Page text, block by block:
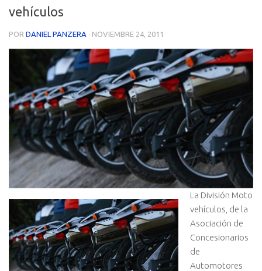
vehículos
POR DANIEL PANZERA · NOVIEMBRE 24, 2011
La División Moto
vehículos, de la
Asociación de
Concesionarios
de
Automotores